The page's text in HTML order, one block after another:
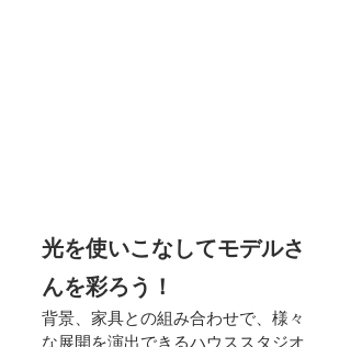
光を使いこなしてモデルさ
んを彩ろう！
背景、家具との組み合わせで、様々
な展開を演出できるハウススタジオ